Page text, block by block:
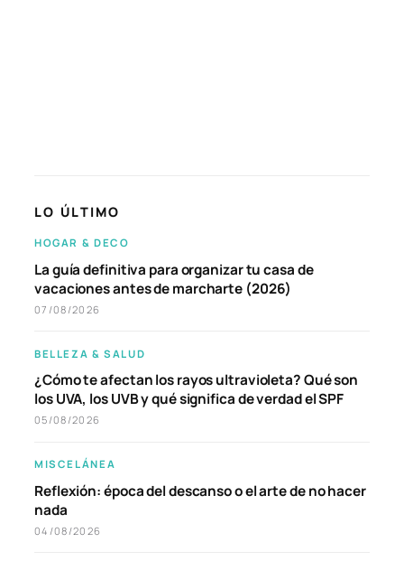
LO ÚLTIMO
HOGAR & DECO
La guía definitiva para organizar tu casa de
vacaciones antes de marcharte (2026)
07/08/2026
BELLEZA & SALUD
¿Cómo te afectan los rayos ultravioleta? Qué son
los UVA, los UVB y qué significa de verdad el SPF
05/08/2026
MISCELÁNEA
Reflexión: época del descanso o el arte de no hacer
nada
04/08/2026